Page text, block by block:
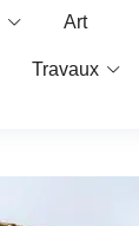
Art
Travaux